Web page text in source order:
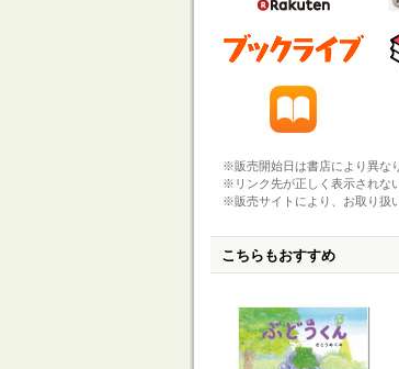
※販売開始日は書店により異な
※リンク先が正しく表示されな
※販売サイトにより、お取り扱
こちらもおすすめ